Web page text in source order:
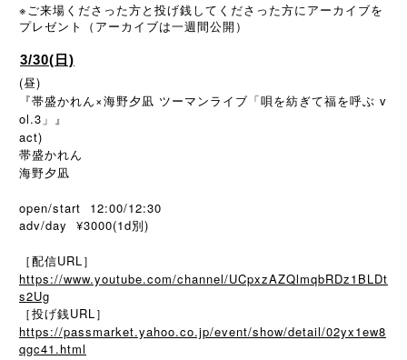
※ ご来場くださった方と投げ銭してくださった方にアーカイブを
プレゼント（アーカイブは一週間公開）
3/30(日)
(昼)
『帯盛かれん×海野夕凪 ツーマンライブ「唄を紡ぎて福を呼ぶ v
ol.3」』
act)
帯盛かれん
海野夕凪
open/start 12:00/12:30
adv/day ¥3000(1d別)
［配信URL］
https://www.youtube.com/channel/UCpxzAZQlmqbRDz1BLDt
s2Ug
［投げ銭URL］
https://passmarket.yahoo.co.jp/event/show/detail/02yx1ew8
qgc41.html